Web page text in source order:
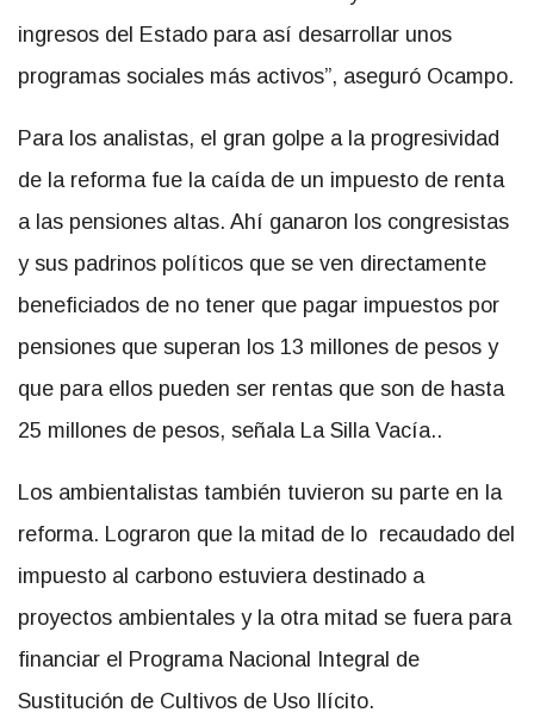
ingresos del Estado para así desarrollar unos
programas sociales más activos”, aseguró Ocampo.
Para los analistas, el gran golpe a la progresividad
de la reforma fue la caída de un impuesto de renta
a las pensiones altas. Ahí ganaron los congresistas
y sus padrinos políticos que se ven directamente
beneficiados de no tener que pagar impuestos por
pensiones que superan los 13 millones de pesos y
que para ellos pueden ser rentas que son de hasta
25 millones de pesos, señala La Silla Vacía..
Los ambientalistas también tuvieron su parte en la
reforma. Lograron que la mitad de lo recaudado del
impuesto al carbono estuviera destinado a
proyectos ambientales y la otra mitad se fuera para
financiar el Programa Nacional Integral de
Sustitución de Cultivos de Uso Ilícito.